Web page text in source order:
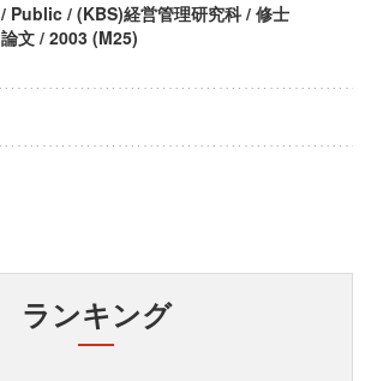
/ Public / (KBS)経営管理研究科 / 修士
論文 / 2003 (M25)
ランキング